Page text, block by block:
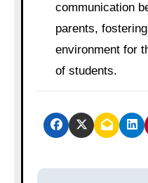
communication
parents,
environment for
of students.